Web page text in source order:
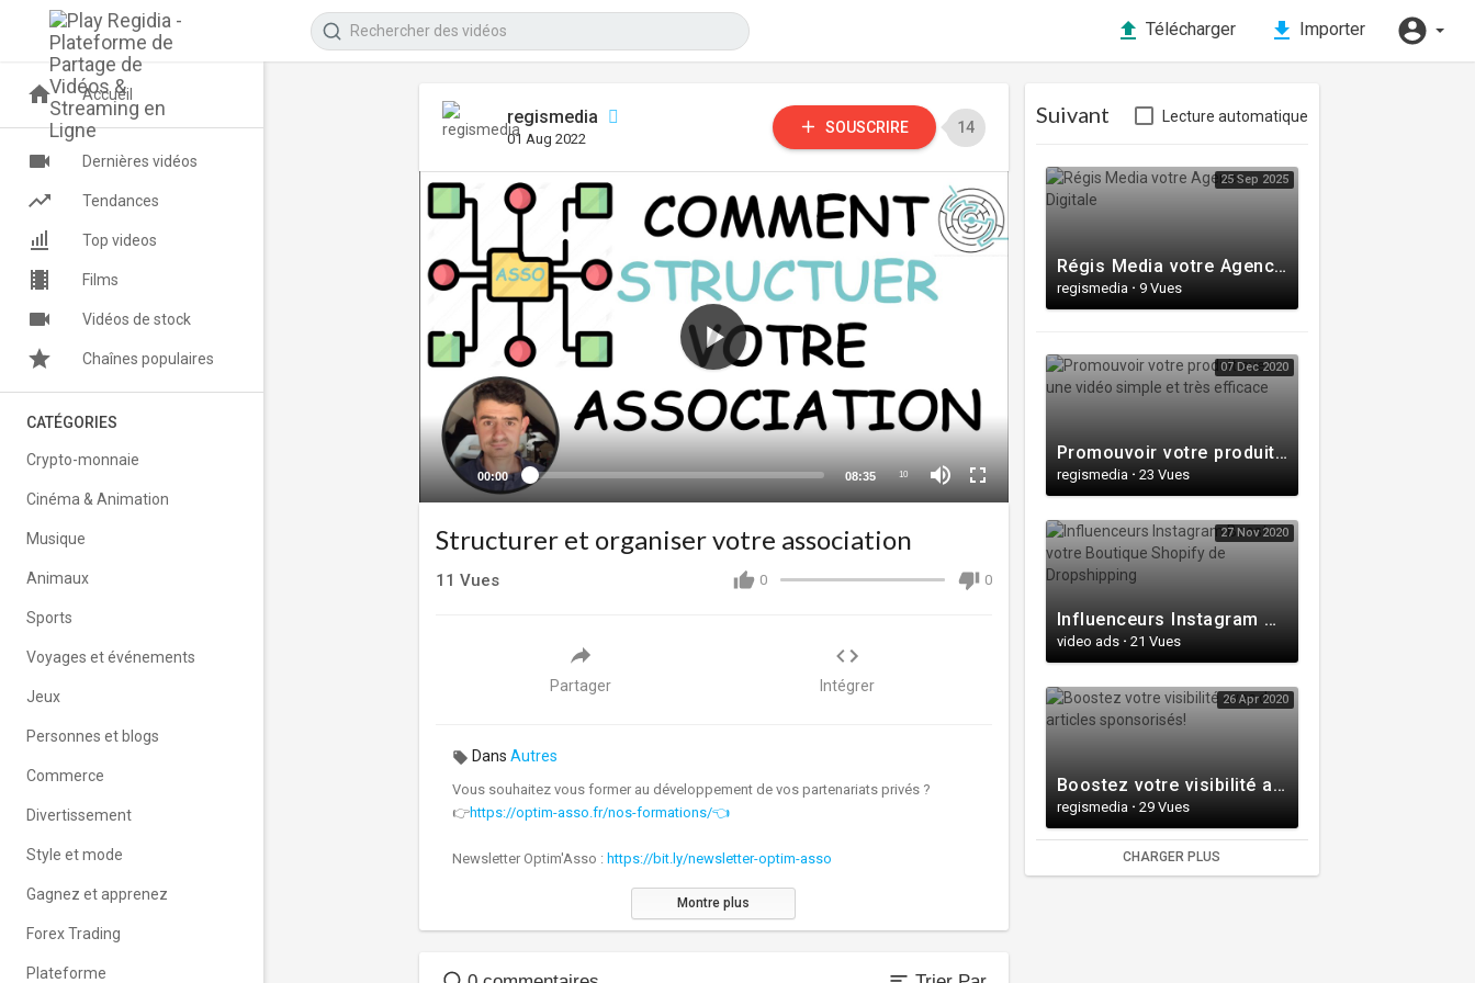
Télécharger Importer
regismedia
01 Aug 2022
SOUSCRIRE 14
00:00 08:35 10
Suivant Lecture automatique
25 Sep 2025
Régis Media votre Agence Digitale
regismedia · 9 Vues
07 Dec 2020
Promouvoir votre produit avec une vidéo simple et très efficace
regismedia · 23 Vues
27 Nov 2020
Influenceurs Instagram Boostez votre Boutique Shopify de Dropshipping
video ads · 21 Vues
26 Apr 2020
Boostez votre visibilité avec des articles sponsorisés!
regismedia · 29 Vues
CHARGER PLUS
Structurer et organiser votre association
0 0
11 Vues
Partager Intégrer
Dans Autres
Vous souhaitez vous former au développement de vos partenariats privés ?
👉https://optim-asso.fr/nos-formations/👈
Newsletter Optim'Asso : https://bit.ly/newsletter-optim-asso
Optim'Asso à pour vocation d'aider les associations à devenir indépendantes
financièrement
Inscrivez vous à la newsletter Optim'Asso et recevez gratuitement mon guide sur
Montre plus
Accueil
Dernières vidéos
Tendances
Top videos
Films
Vidéos de stock
Chaînes populaires
CATÉGORIES
Crypto-monnaie
Cinéma & Animation
Musique
Animaux
Sports
Voyages et événements
Jeux
Personnes et blogs
Commerce
Divertissement
Style et mode
Gagnez et apprenez
Forex Trading
Plateforme